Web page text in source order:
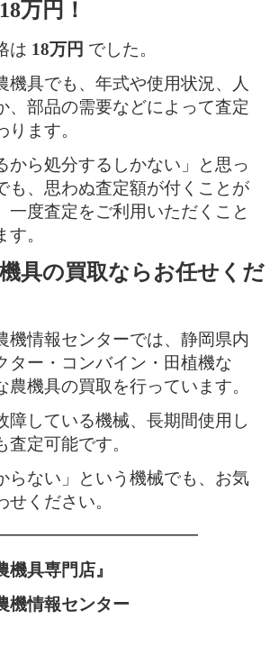
万円！
は 18万円 でした。
機具でも、年式や使用状況、人
、部品の需要などによって査定
ます。
から処分するしかない」と思っ
も、思わぬ査定額が付くことが
一度査定をご利用いただくこと
。
具の買取ならお任せくだ
機情報センターでは、静岡県内
ター・コンバイン・田植機な
農機具の買取を行っています。
障している機械、長期間使用し
定可能です。
らない」という機械でも、お気
ください。
機具専門店』
機情報センター